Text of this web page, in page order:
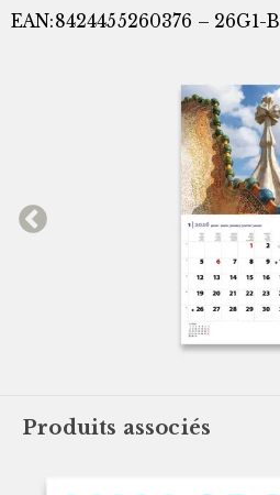
EAN:8424455260376 – 26G1-B
Produits associés